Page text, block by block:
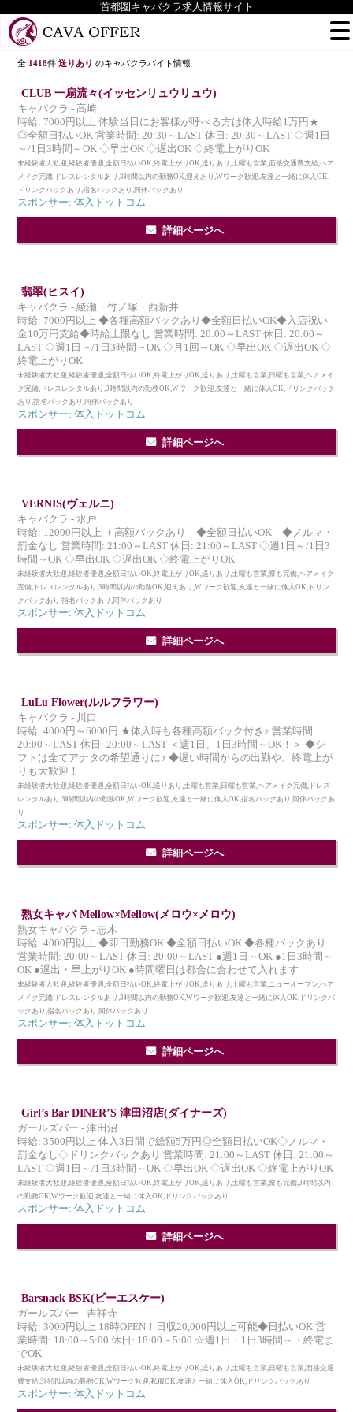
首都圏キャバクラ求人情報サイト
全 1418件送りありのキャバクラバイト情報
CLUB 一扇流々(イッセンリュウリュウ)
キャバクラ - 高崎
時給: 7000円以上 体験当日にお客様が呼べる方は体入時給1万円★
◎全額日払いOK 営業時間: 20:30～LAST 休日: 20:30～LAST ◇週1日
～/1日3時間～OK ◇早出OK ◇遅出OK ◇終電上がりOK
未経験者大歓迎,経験者優遇,全額日払いOK,終電上がりOK,送りあり,土曜も営業,面接交通費支給,ヘア
メイク完備,ドレスレンタルあり,3時間以内の勤務OK,迎えあり,Wワーク歓迎,友達と一緒に体入OK,
ドリンクバックあり,指名バックあり,同伴バックあり
スポンサー: 体入ドットコム
詳細ページへ
翡翠(ヒスイ)
キャバクラ - 綾瀬・竹ノ塚・西新井
時給: 7000円以上 ◆各種高額バックあり◆全額日払いOK◆入店祝い
金10万円支給◆時給上限なし 営業時間: 20:00～LAST 休日: 20:00～
LAST ◇週1日～/1日3時間～OK ◇月1回～OK ◇早出OK ◇遅出OK ◇
終電上がりOK
未経験者大歓迎,経験者優遇,全額日払いOK,終電上がりOK,送りあり,土曜も営業,日曜も営業,ヘアメイ
ク完備,ドレスレンタルあり,3時間以内の勤務OK,Wワーク歓迎,友達と一緒に体入OK,ドリンクバック
あり,指名バックあり,同伴バックあり
スポンサー: 体入ドットコム
詳細ページへ
VERNIS(ヴェルニ)
キャバクラ - 水戸
時給: 12000円以上 ＋高額バックあり ◆全額日払いOK ◆ノルマ・
罰金なし 営業時間: 21:00～LAST 休日: 21:00～LAST ◇週1日～/1日3
時間～OK ◇早出OK ◇遅出OK ◇終電上がりOK
未経験者大歓迎,経験者優遇,全額日払いOK,終電上がりOK,送りあり,土曜も営業,寮も完備,ヘアメイク
完備,ドレスレンタルあり,3時間以内の勤務OK,迎えあり,Wワーク歓迎,友達と一緒に体入OK,ドリン
クバックあり,指名バックあり,同伴バックあり
スポンサー: 体入ドットコム
詳細ページへ
LuLu Flower(ルルフラワー)
キャバクラ - 川口
時給: 4000円～6000円 ★体入時も各種高額バック付き♪ 営業時間:
20:00～LAST 休日: 20:00～LAST ＜週1日、1日3時間～OK！＞ ◆シ
フトは全てアナタの希望通りに♪ ◆遅い時間からの出勤や、終電上が
りも大歓迎！
未経験者大歓迎,経験者優遇,全額日払いOK,送りあり,土曜も営業,日曜も営業,ヘアメイク完備,ドレス
レンタルあり,3時間以内の勤務OK,Wワーク歓迎,友達と一緒に体入OK,指名バックあり,同伴バックあ
り
スポンサー: 体入ドットコム
詳細ページへ
熟女キャバ Mellow×Mellow(メロウ×メロウ)
熟女キャバクラ - 志木
時給: 4000円以上 ◆即日勤務OK ◆全額日払いOK ◆各種バックあり
営業時間: 20:00～LAST 休日: 20:00～LAST ●週1日～OK ●1日3時間～
OK ●遅出・早上がりOK ●時間曜日は都合に合わせて入れます
未経験者大歓迎,経験者優遇,全額日払いOK,終電上がりOK,送りあり,土曜も営業,ニューオープン,ヘア
メイク完備,ドレスレンタルあり,3時間以内の勤務OK,Wワーク歓迎,友達と一緒に体入OK,ドリンクバ
ックあり,指名バックあり,同伴バックあり
スポンサー: 体入ドットコム
詳細ページへ
Girl’s Bar DINER’S 津田沼店(ダイナーズ)
ガールズバー - 津田沼
時給: 3500円以上 体入3日間で総額5万円◎全額日払いOK◇ノルマ・
罰金なし◇ドリンクバックあり 営業時間: 21:00～LAST 休日: 21:00～
LAST ◇週1日～/1日3時間～OK ◇早出OK ◇遅出OK ◇終電上がりOK
未経験者大歓迎,経験者優遇,全額日払いOK,終電上がりOK,送りあり,土曜も営業,寮も完備,3時間以内
の勤務OK,Wワーク歓迎,友達と一緒に体入OK,ドリンクバックあり
スポンサー: 体入ドットコム
詳細ページへ
Barsnack BSK(ビーエスケー)
ガールズバー - 吉祥寺
時給: 3000円以上 18時OPEN！日収20,000円以上可能◆日払いOK 営
業時間: 18:00～5:00 休日: 18:00～5:00 ☆週1日・1日3時間～・終電ま
でOK
未経験者大歓迎,経験者優遇,全額日払いOK,終電上がりOK,送りあり,土曜も営業,日曜も営業,面接交通
費支給,3時間以内の勤務OK,Wワーク歓迎,私服OK,友達と一緒に体入OK,ドリンクバックあり
スポンサー: 体入ドットコム